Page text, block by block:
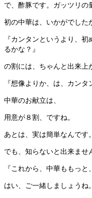
で、酢豚です。ガッツリの
初の中華は、いかがでした
『カンタンというより、
るかな？』
の割には、ちゃんと出来上
『想像よりか、は、カン
中華のお献立は、
用意が８割、ですね。
あとは、実は簡単なんです。
でも、知らないと出来ませ
『これから、中華ももっ
はい、ご一緒しましょうね